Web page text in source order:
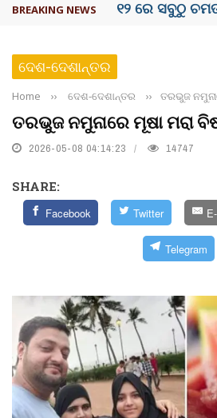
BREAKING NEWS କେରଳରେ ‘ରାଟ୍
ଦେଶ-ଦେଶାନ୍ତର
Home ›› ଦେଶ-ଦେଶାନ୍ତର ›› ତରଭୁଜ
ତରଭୁଜ ନମୁନାରେ ମୂଷା ମରା
2026-05-08 04:14:23 14747
SHARE:
Facebook Twitter
Telegram